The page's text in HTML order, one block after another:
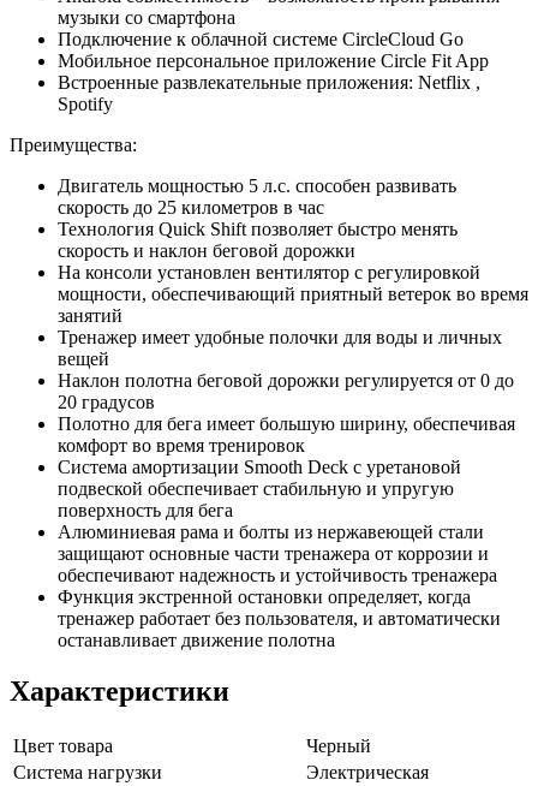
музыки со смартфона
Подключение к облачной системе CircleCloud Go
Мобильное персональное приложение Circle Fit App
Встроенные развлекательные приложения: Netflix ,
Spotify
Преимущества:
Двигатель мощностью 5 л.с. способен развивать
скорость до 25 километров в час
Технология Quick Shift позволяет быстро менять
скорость и наклон беговой дорожки
На консоли установлен вентилятор с регулировкой
мощности, обеспечивающий приятный ветерок во время
занятий
Тренажер имеет удобные полочки для воды и личных
вещей
Наклон полотна беговой дорожки регулируется от 0 до
20 градусов
Полотно для бега имеет большую ширину, обеспечивая
комфорт во время тренировок
Система амортизации Smooth Deck с уретановой
подвеской обеспечивает стабильную и упругую
поверхность для бега
Алюминиевая рама и болты из нержавеющей стали
защищают основные части тренажера от коррозии и
обеспечивают надежность и устойчивость тренажера
Функция экстренной остановки определяет, когда
тренажер работает без пользователя, и автоматически
останавливает движение полотна
Характеристики
Цвет товара
Черный
Система нагрузки
Электрическая